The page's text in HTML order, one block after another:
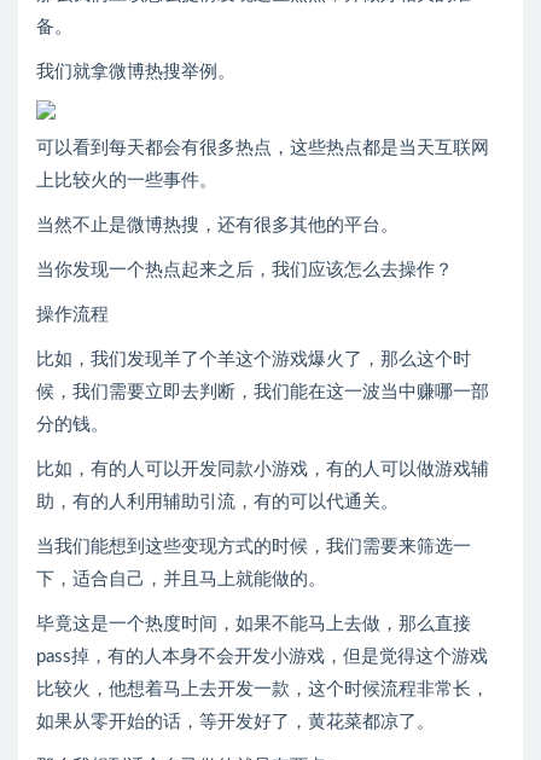
备。
我们就拿微博热搜举例。
可以看到每天都会有很多热点，这些热点都是当天互联网
上比较火的一些事件。
当然不止是微博热搜，还有很多其他的平台。
当你发现一个热点起来之后，我们应该怎么去操作？
操作流程
比如，我们发现羊了个羊这个游戏爆火了，那么这个时
候，我们需要立即去判断，我们能在这一波当中赚哪一部
分的钱。
比如，有的人可以开发同款小游戏，有的人可以做游戏辅
助，有的人利用辅助引流，有的可以代通关。
当我们能想到这些变现方式的时候，我们需要来筛选一
下，适合自己，并且马上就能做的。
毕竟这是一个热度时间，如果不能马上去做，那么直接
pass掉，有的人本身不会开发小游戏，但是觉得这个游戏
比较火，他想着马上去开发一款，这个时候流程非常长，
如果从零开始的话，等开发好了，黄花菜都凉了。